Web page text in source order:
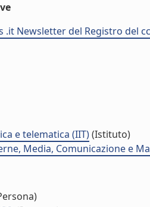
.it Newsletter del Registro del
e telematica (IIT)(Istituto)
Media, Comunicazione e